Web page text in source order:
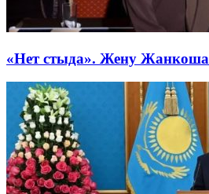
«Нет стыда». Жену